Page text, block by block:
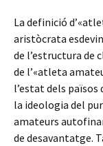
La definició
aristòcrata
de l’estructura de
de l’«atleta
l’estat dels països
la ideologia del
amateurs
de desavantatge.